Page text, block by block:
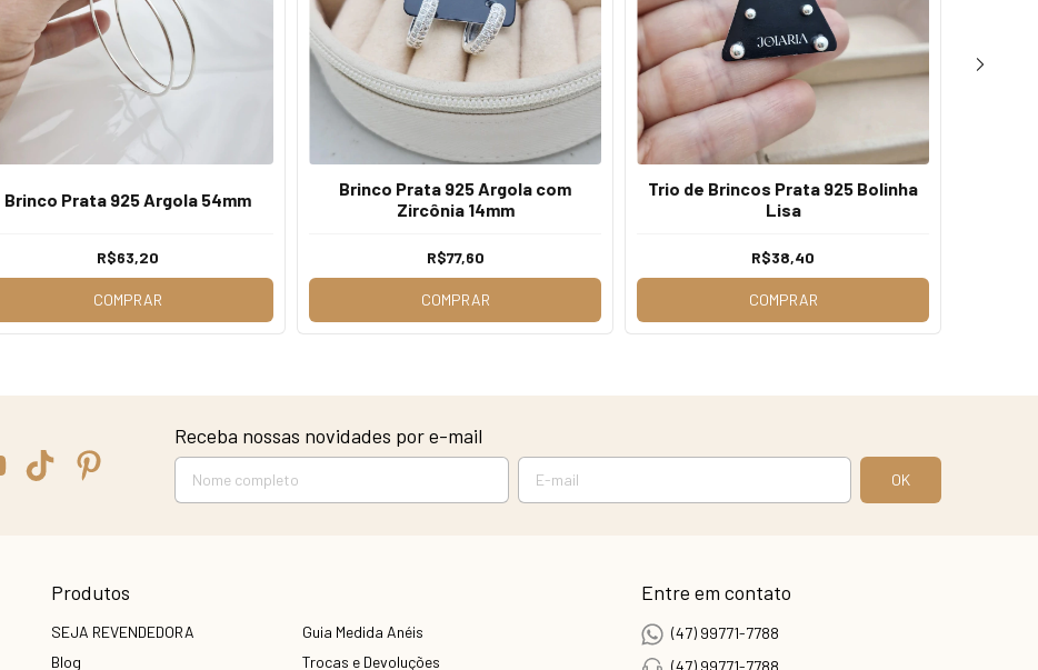
Brinco Prata 925 Argola 54mm
R$63,20
COMPRAR
Brinco Prata 925 Argola com
Zircônia 14mm
R$77,60
COMPRAR
Trio de Brincos Prata 925 Bolinha
Lisa
R$38,40
COMPRAR
Receba nossas novidades por e-mail
Produtos
SEJA REVENDEDORA
Blog
Guia Medida Anéis
Trocas e Devoluções
Entre em contato
(47) 99771-7788